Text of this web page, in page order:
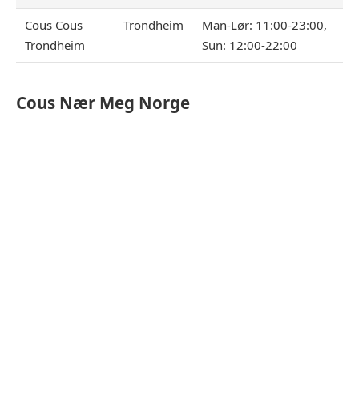
Cous Cous
Trondheim
Trondheim
Man-Lør: 11:00-23:00,
Sun: 12:00-22:00
Cous Nær Meg Norge